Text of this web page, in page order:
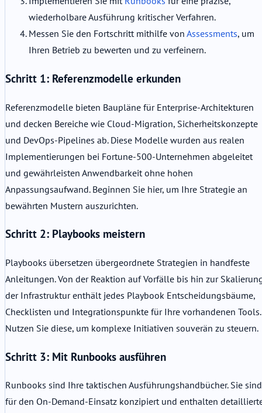
wiederholbare Ausführung kritischer Verfahren.
Messen Sie den Fortschritt mithilfe von Assessments, um
Ihren Betrieb zu bewerten und zu verfeinern.
Schritt 1: Referenzmodelle erkunden
Referenzmodelle bieten Baupläne für Enterprise-Architekturen
und decken Bereiche wie Cloud-Migration, Sicherheitskonzepte
und DevOps-Pipelines ab. Diese Modelle wurden aus realen
Implementierungen bei Fortune-500-Unternehmen abgeleitet
und gewährleisten Anwendbarkeit ohne hohen
Anpassungsaufwand. Beginnen Sie hier, um Ihre Strategie an
bewährten Mustern auszurichten.
Schritt 2: Playbooks meistern
Playbooks übersetzen übergeordnete Strategien in handfeste
Anleitungen. Von der Reaktion auf Vorfälle bis hin zur
der Infrastruktur enthält jedes Playbook Entscheidungsbäume,
Checklisten und Integrationspunkte für Ihre vorhandenen Tools.
Nutzen Sie diese, um komplexe Initiativen souverän zu steuern.
Schritt 3: Mit Runbooks ausführen
Runbooks sind Ihre taktischen Ausführungshandbücher. Sie sind
für den On-Demand-Einsatz konzipiert und enthalten